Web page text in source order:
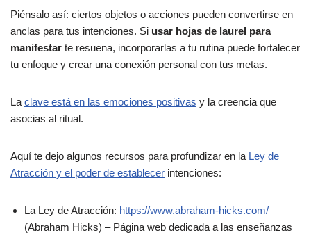
Piénsalo así: ciertos objetos o acciones pueden convertirse en
anclas para tus intenciones. Si usar hojas de laurel para
manifestar te resuena, incorporarlas a tu rutina puede fortalecer
tu enfoque y crear una conexión personal con tus metas.
La clave está en las emociones positivas y la creencia que
asocias al ritual.
Aquí te dejo algunos recursos para profundizar en la Ley de
Atracción y el poder de establecer intenciones:
La Ley de Atracción: https://www.abraham-hicks.com/
(Abraham Hicks) – Página web dedicada a las enseñanzas